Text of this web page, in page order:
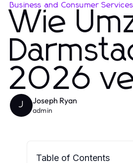
Business and Consumer Services
Wie
2026
J Joseph Ryan
admin
Table of Contents